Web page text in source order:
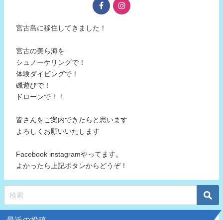
宮古島に移住してきました！
宮古の美ら海を
シュノーケリングで！
体験ダイビングで！
磯遊びで！
ドローンで！！
皆さんをご案内できたらと思います
よろしくお願いいたします
Facebook instagramやってます。
よかったら上記ボタンからどうぞ！